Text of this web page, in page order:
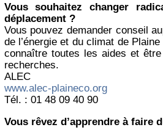
Vous souhaitez changer
déplacement ?
Vous pouvez demander conseil
de l’énergie et du climat de
connaître toutes les aides et
recherches.
ALEC
www.alec-plaineco.org
Tél. : 01 48 09 40 90
Vous rêvez d’apprendre à faire